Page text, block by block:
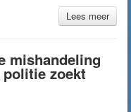
Lees meer
mishandeling
zoekt